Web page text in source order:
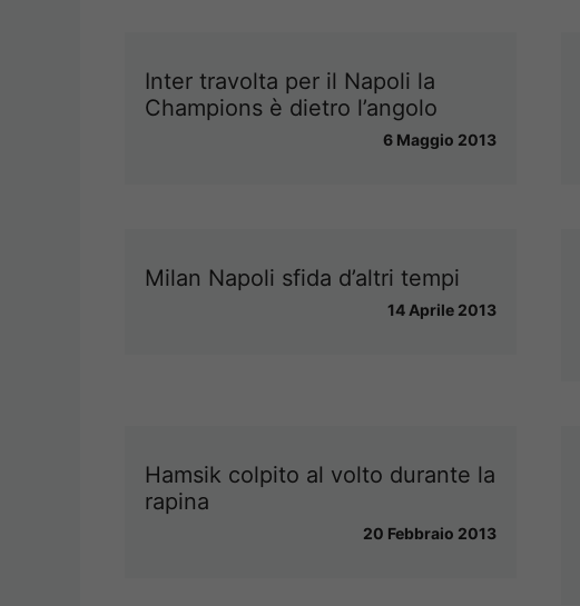
Inter travolta per il Napoli la
Champions è dietro l’angolo
6 Maggio 2013
Milan Napoli sfida d’altri tempi
14 Aprile 2013
Hamsik colpito al volto durante la
rapina
20 Febbraio 2013